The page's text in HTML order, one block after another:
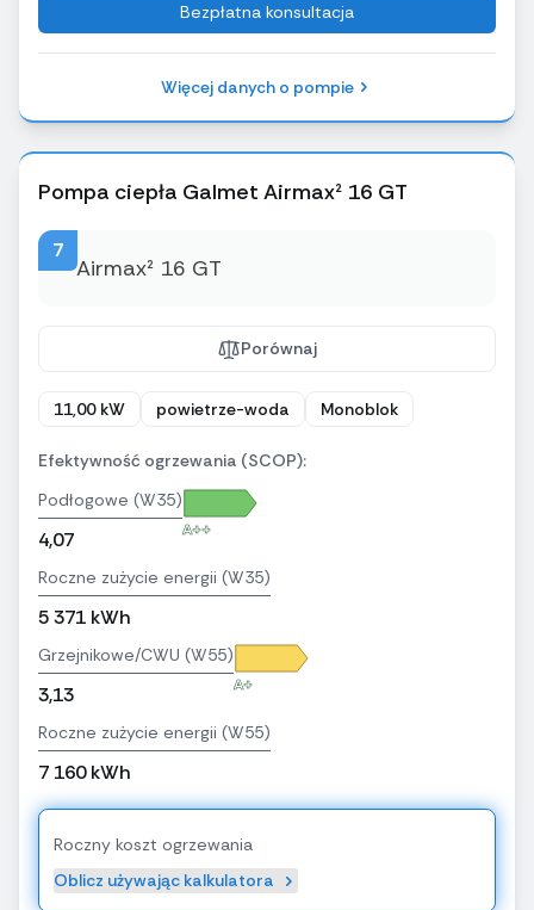
Bezpłatna konsultacja
Więcej danych o pompie
Pompa ciepła Galmet Airmax² 16 GT
7
Porównaj
11,00 kW powietrze-woda Monoblok
Efektywność ogrzewania (SCOP):
Podłogowe (W35)
4,07 A++
Roczne zużycie energii (W35)
5 371 kWh
Grzejnikowe/CWU (W55)
3,13 A+
Roczne zużycie energii (W55)
7 160 kWh
Roczny koszt ogrzewania
Oblicz używając kalkulatora